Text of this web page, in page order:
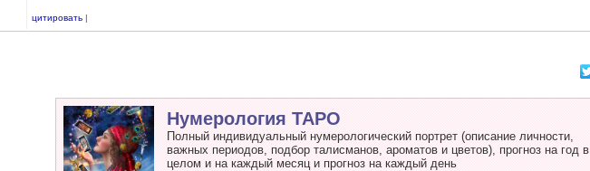
цитировать |
Нумерология ТАРО
Полный индивидуальный нумерологический портрет (описание личности,
важных периодов, подбор талисманов, ароматов и цветов), прогноз на год в
целом и на каждый месяц и прогноз на каждый день